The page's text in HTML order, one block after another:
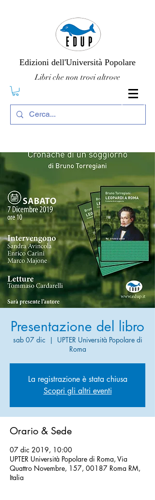
Edizioni dell'Università Popolare
Libri che non trovi altrove
Presentazione del libro
sab 07 dic
  |
UPTER Università Popolare di
Roma
La registrazione è stata chiusa
Scopri gli altri eventi
Orario & Sede
07 dic 2019, 10:00
UPTER Università Popolare di Roma, Via
Quattro Novembre, 157, 00187 Roma RM,
Italia